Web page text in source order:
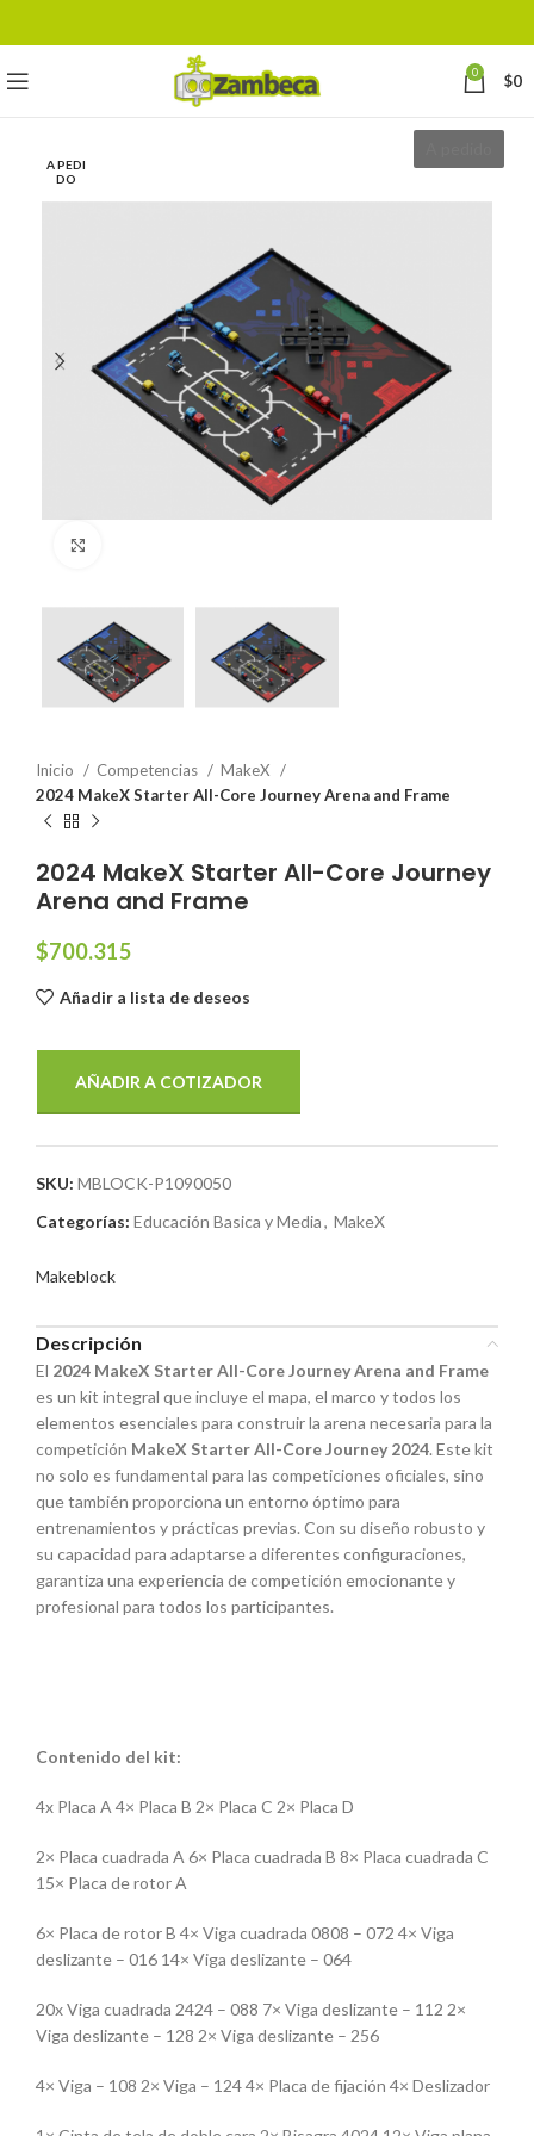
0 $0
A PEDI
DO
Inicio Competencias
MakeX
2024 MakeX Starter All-Core Journey Arena and Frame
2024 MakeX Starter All-Core Journey
Arena and Frame
$700.315
Añadir a lista de deseos
AÑADIR A COTIZADOR
SKU: MBLOCK-P1090050
Categorías: Educación Basica y Media, MakeX
Makeblock
Descripción
El 2024 MakeX Starter All-Core Journey Arena and Frame
es un kit integral que incluye el mapa, el marco y todos los
elementos esenciales para construir la arena necesaria para la
competición MakeX Starter All-Core Journey 2024. Este kit
no solo es fundamental para las competiciones oficiales, sino
que también proporciona un entorno óptimo para
entrenamientos y prácticas previas. Con su diseño robusto y
su capacidad para adaptarse a diferentes configuraciones,
garantiza una experiencia de competición emocionante y
profesional para todos los participantes.
Contenido del kit:
4x Placa A 4× Placa B 2× Placa C 2× Placa D
2× Placa cuadrada A 6× Placa cuadrada B 8× Placa cuadrada C
15× Placa de rotor A
6× Placa de rotor B 4× Viga cuadrada 0808 – 072 4× Viga
deslizante – 016 14× Viga deslizante – 064
20x Viga cuadrada 2424 – 088 7× Viga deslizante – 112 2×
Viga deslizante – 128 2× Viga deslizante – 256
4× Viga – 108 2× Viga – 124 4× Placa de fijación 4× Deslizador